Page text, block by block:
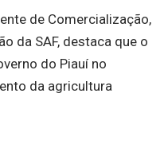
de Comercialização,
da SAF, destaca que o
do Piauí no
da agricultura